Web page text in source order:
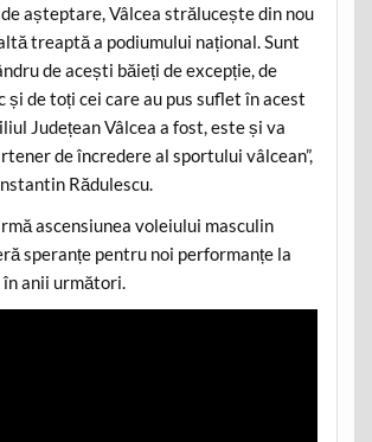
așteptare, Vâlcea strălucește din nou
treaptă a podiumului național. Sunt
de acești băieți de excepție, de
de toți cei care au pus suflet în acest
Județean Vâlcea a fost, este și va
de încredere al sportului vâlcean”,
Rădulescu.
ascensiunea voleiului masculin
speranțe pentru noi performanțe la
anii următori.